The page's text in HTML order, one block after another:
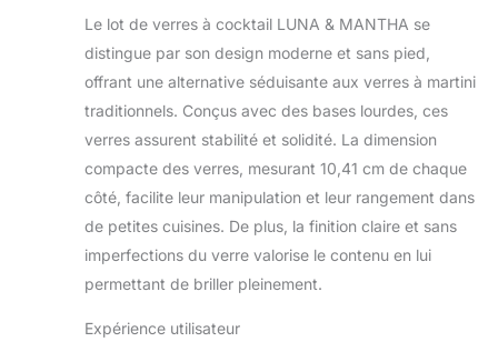
Le lot de verres à cocktail LUNA & MANTHA se
distingue par son design moderne et sans pied,
offrant une alternative séduisante aux verres à martini
traditionnels. Conçus avec des bases lourdes, ces
verres assurent stabilité et solidité. La dimension
compacte des verres, mesurant 10,41 cm de chaque
côté, facilite leur manipulation et leur rangement dans
de petites cuisines. De plus, la finition claire et sans
imperfections du verre valorise le contenu en lui
permettant de briller pleinement.
Expérience utilisateur